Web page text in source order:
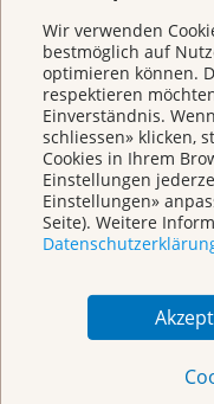
Wir verwenden
bestmöglich auf
optimieren können.
respektieren
Einverständnis.
schliessen» klicken,
Cookies in Ihrem
Einstellungen
Einstellungen»
Seite). Weitere
zusätzlicher
zum Beispiel eine
Therapie
Befindet sich der
Stadium, wird
Gebärmutterhalses
fortgeschrittenen
die Eierstöcke samt
betroffene Frau
Strahlentherapie